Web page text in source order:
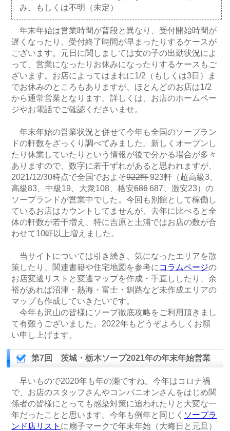
み、もしくは不明（未定）
年末年始は営業時間が普段と異なり、受付開始時間が
遅くなったり、受付終了時間が早まったりするケースが
ございます。元日に関しましては女の子の出勤状況によ
って、営業になったりお休みになったりするケースもご
ざいます。お店によってはまれに1/2（もしくは3日）ま
でお休みのところもありますが、ほとんどのお店は1/2
から通常営業となります。詳しくは、お店のホームペー
ジやお電話でご確認くださいませ。
年末年始の営業状況と併せて今年も全国のソープラン
ドの軒数をざっくり調べてみました。新しくオープンし
たり休業していたりという情報が後で分かる場合が多々
ありますので、数字に若干ずれがあると思われますが、
2021/12/30時点で全国でおよそ922軒923軒（超高級3、
高級83、中級19、大衆108、格安686687、激安23）の
ソープランドが営業中でした。今回も別館として稼働し
ているお店はカウントしてませんが、去年に比べると全
体の軒数が若干増え、特に吉原と土浦ではお店の数が合
わせて10軒以上増えました。
当サイトについては引き続き、気になったエリアを散
策したり、関連書籍や住宅地図を参考に コラムページの
お店変遷リストと変遷マップを作成・手直ししたり、余
裕があれば沼津・熱海・富士・釧路など未作成エリアの
マップも作成していきたいです。
今年も沢山の皆様にソープ徹底攻略をご利用頂きまし
て有難うございました。2022年もどうぞよろしくお願
い申し上げます。
第7回 茨城・栃木ソープ2021年の年末年始営業
早いもので2020年も年の瀬ですね。今年はコロナ禍
で、お店のスタッフさんやコンパニオンさんをはじめ関
係者の皆様にとっても感染対策に追われたりと大変な一
年だったことと思います。今年も例年と同じく ソープラ
ンド店リスト に扇子マークで年末年始（大晦日と元旦）